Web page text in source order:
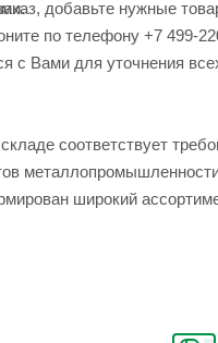
добавьте нужные
по телефону +7 499-
с Вами для уточнения
соответствует
широкий